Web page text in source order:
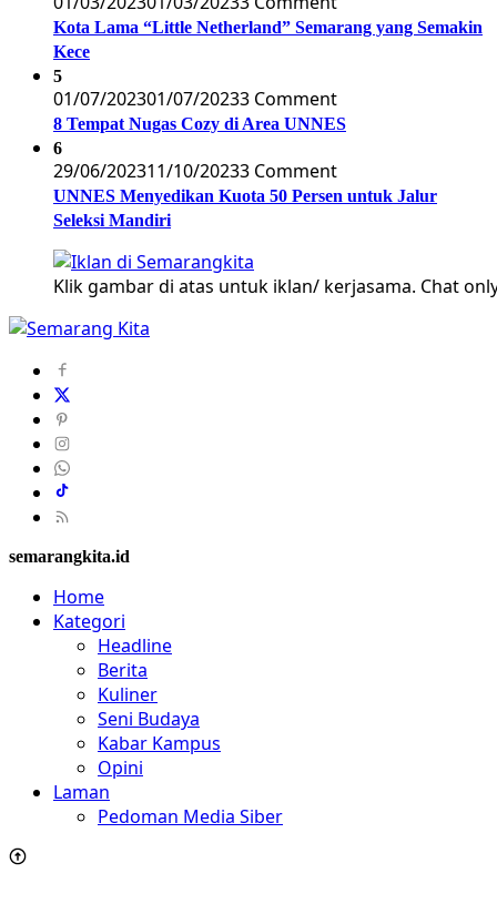
Kota Lama “Little Netherland” Semarang yang Semakin
Kece
5
01/07/202301/07/20233 Comment
8 Tempat Nugas Cozy di Area UNNES
6
29/06/202311/10/20233 Comment
UNNES Menyedikan Kuota 50 Persen untuk Jalur
Seleksi Mandiri
Klik gambar di atas untuk iklan/ kerjasama. Chat
semarangkita.id
Home
Kategori
Headline
Berita
Kuliner
Seni Budaya
Kabar Kampus
Opini
Laman
Pedoman Media Siber